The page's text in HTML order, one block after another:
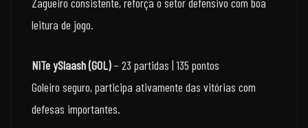
leitura de jogo.
NiTe ySlaash (GOL)– 23 partidas | 135 pontos
Goleiro seguro, participa ativamente das vitórias com
defesas importantes.